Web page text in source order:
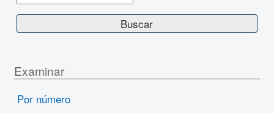
Examinar
Por número